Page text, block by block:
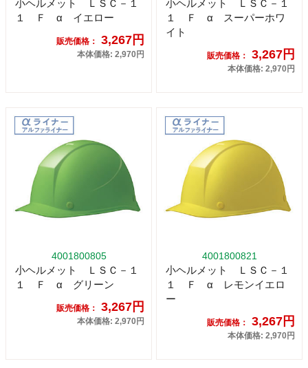
小ヘルメット ＬＳＣ－１
１ Ｆ α イエロー
販売価格： 3,267円
本体価格: 2,970円
小ヘルメット ＬＳＣ－１
１ Ｆ α スーパーホワ
イト
販売価格： 3,267円
本体価格: 2,970円
4001800805
小ヘルメット ＬＳＣ－１
１ Ｆ α グリーン
販売価格： 3,267円
本体価格: 2,970円
4001800821
小ヘルメット ＬＳＣ－１
１ Ｆ α レモンイエロ
ー
販売価格： 3,267円
本体価格: 2,970円